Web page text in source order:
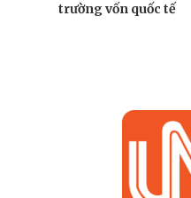
trường vốn quốc tế